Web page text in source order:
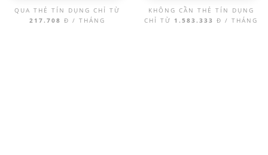
QUA THẺ TÍN DỤNG CHỈ TỪ
217.708 Đ / THÁNG
KHÔNG CẦN THẺ TÍN DỤNG
CHỈ TỪ 1.583.333 Đ / THÁNG